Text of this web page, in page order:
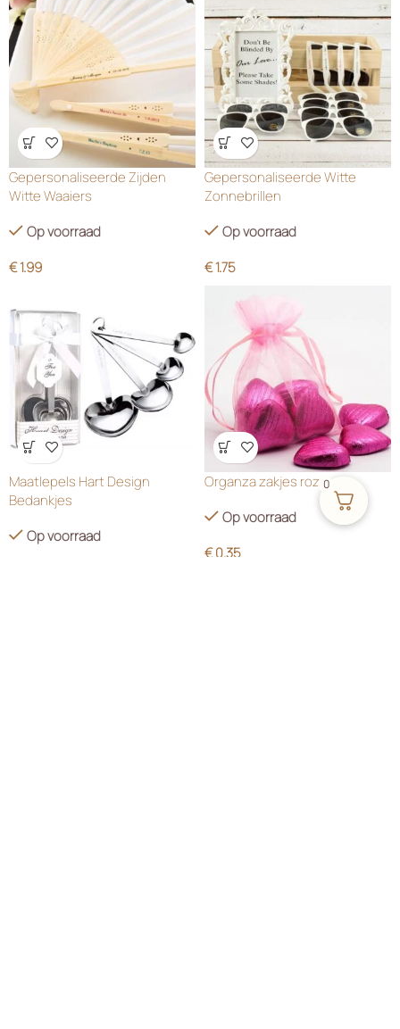
Wensenlijst
Gepersonaliseerde Zijden
Witte Waaiers
Op voorraad
€1.99
Wensenlijst
Gepersonaliseerde Witte
Zonnebrillen
Op voorraad
€1.75
Wensenlijst
Maatlepels Hart Design
Bedankjes
Op voorraad
Wensenlijst
Organza zakjes roze
Op voorraad
€0.35
0